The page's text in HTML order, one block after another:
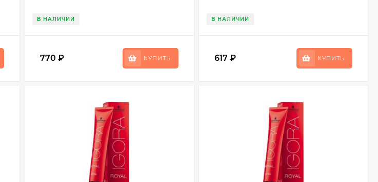
В НАЛИЧИИ
770₽ КУПИТЬ
В НАЛИЧИИ
617 ₽ КУПИТЬ